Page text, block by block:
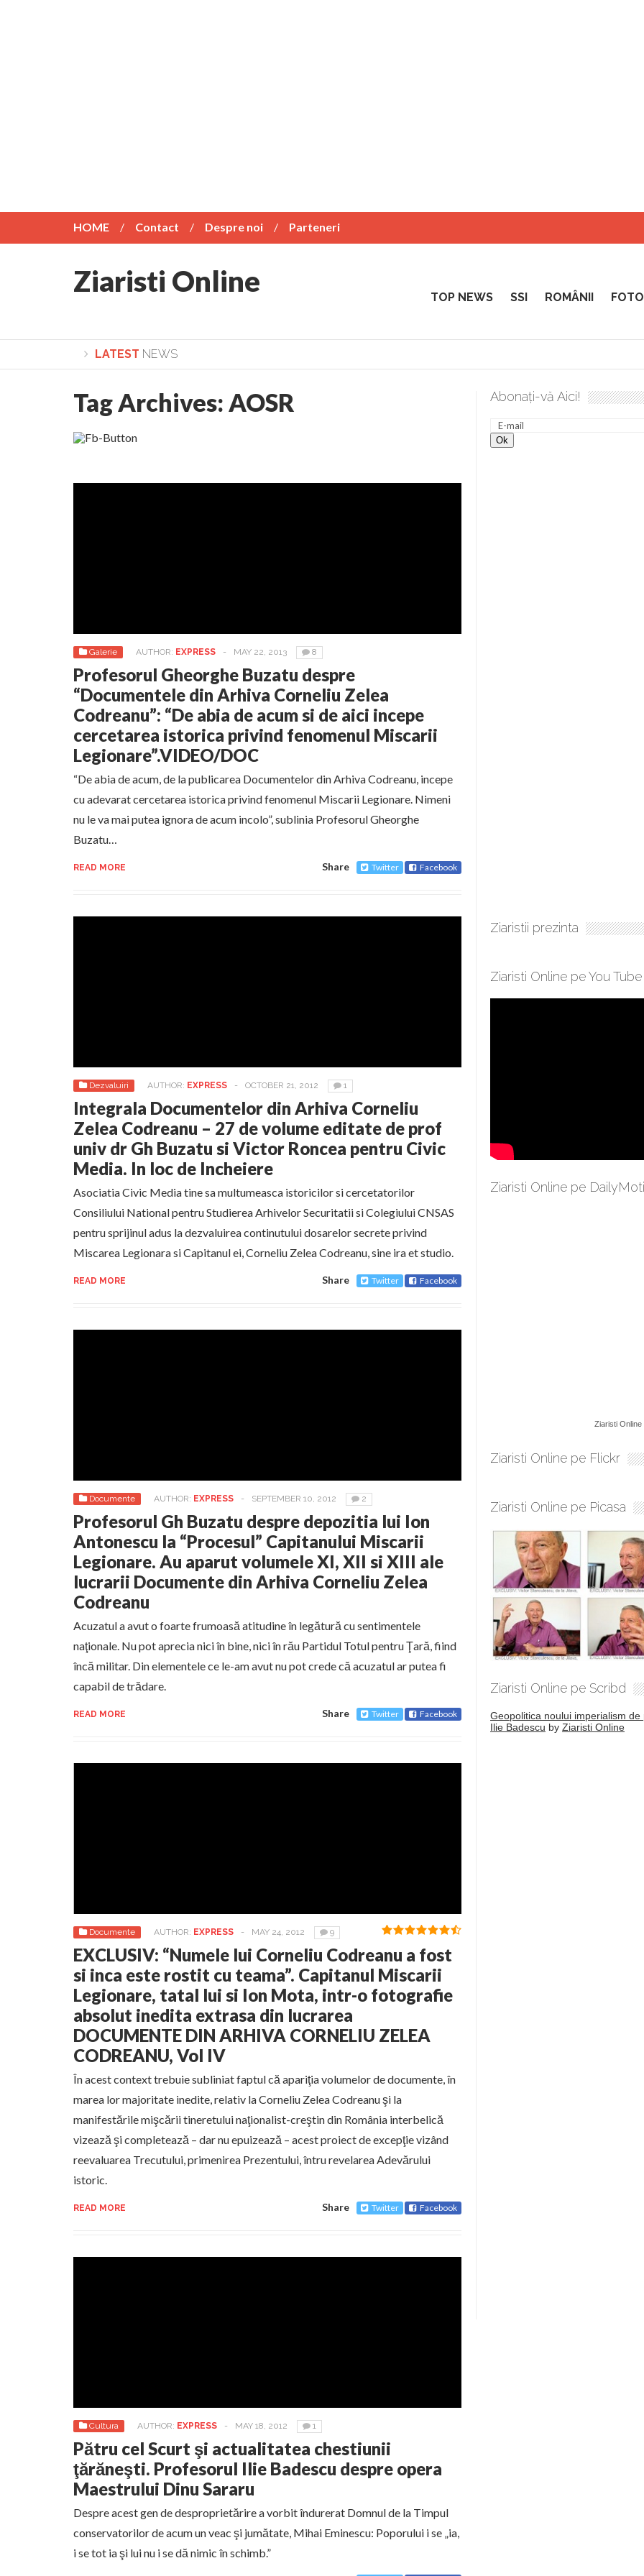
HOME Contact Despre noi Parteneri
Ziaristi Online TOP NEWS SSI ROMÂNII
LATEST NEWS
Lepădarea de sine și urmarea lui Hristos. Calea spre desăvârșire. Gând de duminică de Elena Solunca Moise
Tag Archives: AOSR
Galerie AUTHOR: EXPRESS - MAY 22, 2013 8
Profesorul Gheorghe Buzatu despre
“Documentele din Arhiva Corneliu Zelea
Codreanu”: “De abia de acum si de aici incepe
cercetarea istorica privind fenomenul Miscarii
Legionare”.VIDEO/DOC
“De abia de acum, de la publicarea Documentelor din Arhiva Codreanu, incepe
cu adevarat cercetarea istorica privind fenomenul Miscarii Legionare. Nimeni
nu le va mai putea ignora de acum incolo”, sublinia Profesorul Gheorghe
Buzatu…
READ MORE Share Twitter Facebook
Dezvaluiri AUTHOR: EXPRESS - OCTOBER 21, 2012 1
Integrala Documentelor din Arhiva Corneliu
Zelea Codreanu – 27 de volume editate de prof
univ dr Gh Buzatu si Victor Roncea pentru Civic
Media. In loc de Incheiere
Asociatia Civic Media tine sa multumeasca istoricilor si cercetatorilor
Consiliului National pentru Studierea Arhivelor Securitatii si Colegiului CNSAS
pentru sprijinul adus la dezvaluirea continutului dosarelor secrete privind
Miscarea Legionara si Capitanul ei, Corneliu Zelea Codreanu, sine ira et studio.
READ MORE Share Twitter Facebook
Documente AUTHOR: EXPRESS - SEPTEMBER 10, 2012 2
Profesorul Gh Buzatu despre depozitia lui Ion
Antonescu la “Procesul” Capitanului Miscarii
Legionare. Au aparut volumele XI, XII si XIII ale
lucrarii Documente din Arhiva Corneliu Zelea
Codreanu
Acuzatul a avut o foarte frumoasă atitudine în legătură cu sentimentele
naţionale. Nu pot aprecia nici în bine, nici în rău Partidul Totul pentru Ţară, fiind
încă militar. Din elementele ce le-am avut nu pot crede că acuzatul ar putea fi
capabil de trădare.
READ MORE Share Twitter Facebook
Documente AUTHOR: EXPRESS - MAY 24, 2012 9
EXCLUSIV: “Numele lui Corneliu Codreanu a fost
si inca este rostit cu teama”. Capitanul Miscarii
Legionare, tatal lui si Ion Mota, intr-o fotografie
absolut inedita extrasa din lucrarea
DOCUMENTE DIN ARHIVA CORNELIU ZELEA
CODREANU, Vol IV
În acest context trebuie subliniat faptul că apariţia volumelor de documente, în
marea lor majoritate inedite, relativ la Corneliu Zelea Codreanu şi la
manifestările mişcării tineretului naţionalist-creştin din România interbelică
vizează şi completează – dar nu epuizează – acest proiect de excepţie vizând
reevaluarea Trecutului, primenirea Prezentului, întru revelarea Adevărului
istoric.
READ MORE Share Twitter Facebook
Cultura AUTHOR: EXPRESS - MAY 18, 2012 1
Pătru cel Scurt şi actualitatea chestiunii
ţărăneşti. Profesorul Ilie Badescu despre opera
Maestrului Dinu Sararu
Despre acest gen de desproprietărire a vorbit îndurerat Domnul de la Timpul
conservatorilor de acum un veac şi jumătate, Mihai Eminescu: Poporului i se „ia,
i se tot ia şi lui nu i se dă nimic în schimb.”
Abonați-vă Aici!
Ziaristii prezinta
Ziaristi Online pe You Tube
Ziaristi Online pe
Ziaristi Online
Ziaristi Online pe Flickr
Ziaristi Online pe Picasa
Ziaristi Online pe Scribd
Geopolitica noului imperialism de
Ilie Badescu by Ziaristi Online